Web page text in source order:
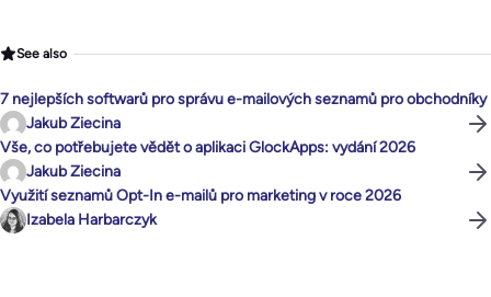
See also
7 nejlepších softwarů pro správu e-mailových seznamů pro obchodníky
Jakub Ziecina
Vše, co potřebujete vědět o aplikaci GlockApps: vydání 2026
Jakub Ziecina
Využití seznamů Opt-In e-mailů pro marketing v roce 2026
Izabela Harbarczyk